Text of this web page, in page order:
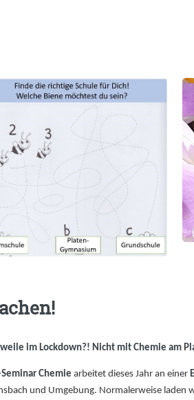
im Lockdown?! Nicht mit Chemie am
Seminar Chemie arbeitet dieses Jahr an einer
und Umgebung. Normalerweise laden